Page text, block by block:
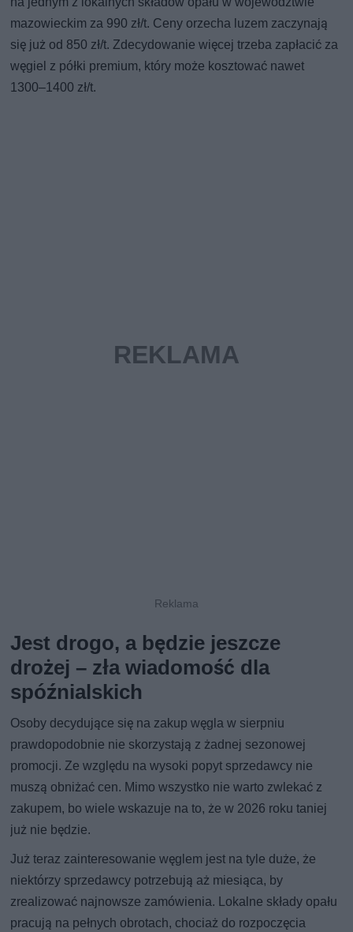
mazowieckim za 990 zł/t. Ceny orzecha luzem zaczynają
się już od 850 zł/t. Zdecydowanie więcej trzeba zapłacić za
węgiel z półki premium, który może kosztować nawet
1300–1400 zł/t.
Jest drogo, a będzie jeszcze
drożej – zła wiadomość dla
spóźnialskich
Osoby decydujące się na zakup węgla w sierpniu
prawdopodobnie nie skorzystają z żadnej sezonowej
promocji. Ze względu na wysoki popyt sprzedawcy nie
muszą obniżać cen. Mimo wszystko nie warto zwlekać z
zakupem, bo wiele wskazuje na to, że w 2026 roku taniej
już nie będzie.
Już teraz zainteresowanie węglem jest na tyle duże, że
niektórzy sprzedawcy potrzebują aż miesiąca, by
zrealizować najnowsze zamówienia. Lokalne składy opału
pracują na pełnych obrotach, chociaż do rozpoczęcia